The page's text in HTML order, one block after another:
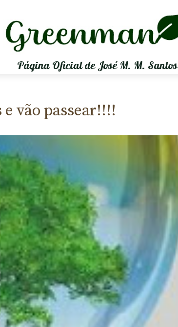
Página Oficial de José M. M. Santos
vão passear!!!!